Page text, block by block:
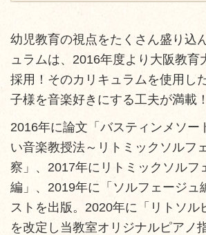
幼児教育の視点をたくさん盛り込
ュラムは、2016年度より大阪教育
採用！そのカリキュラムを使用し
子様を音楽好きにする工夫が満載！
2016年に論文「バスティンメソー
い音楽教授法～リトミックソルフ
察」、2017年にリトミックソルフ
編」、2019年に「ソルフェージュ
ストを出版。2020年に「リトソル
を改定し当教室オリジナルピアノ